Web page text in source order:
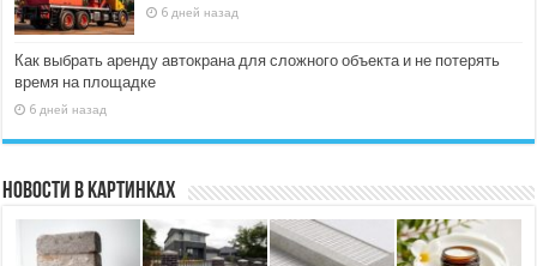
6 дней назад
Как выбрать аренду автокрана для сложного объекта и не потерять
время на площадке
6 дней назад
Новости в картинках